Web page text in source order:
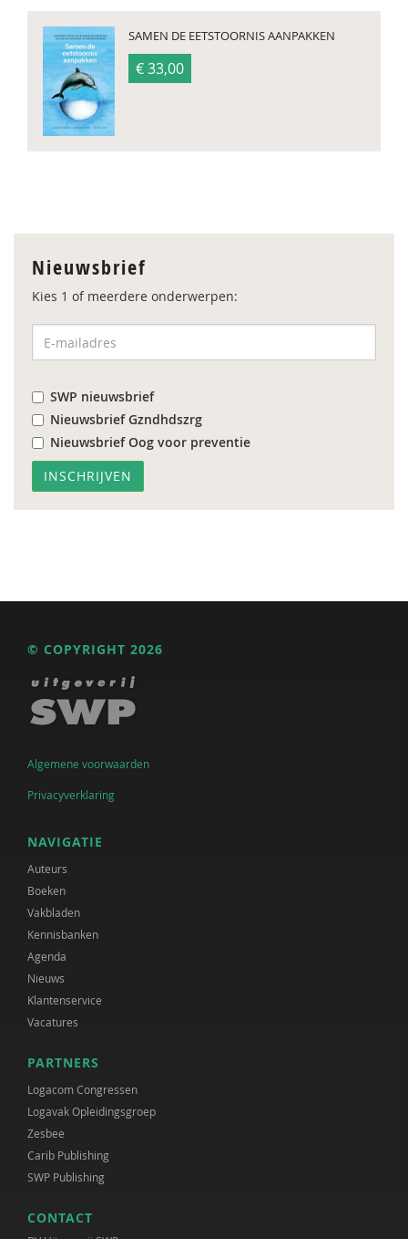
SAMEN DE EETSTOORNIS AANPAKKEN
€ 33,00
Nieuwsbrief
Kies 1 of meerdere onderwerpen:
SWP nieuwsbrief
Nieuwsbrief Gzndhdszrg
Nieuwsbrief Oog voor preventie
© COPYRIGHT 2026
Algemene voorwaarden
Privacyverklaring
NAVIGATIE
Auteurs
Boeken
Vakbladen
Kennisbanken
Agenda
Nieuws
Klantenservice
Vacatures
PARTNERS
Logacom Congressen
Logavak Opleidingsgroep
Zesbee
Carib Publishing
SWP Publishing
CONTACT